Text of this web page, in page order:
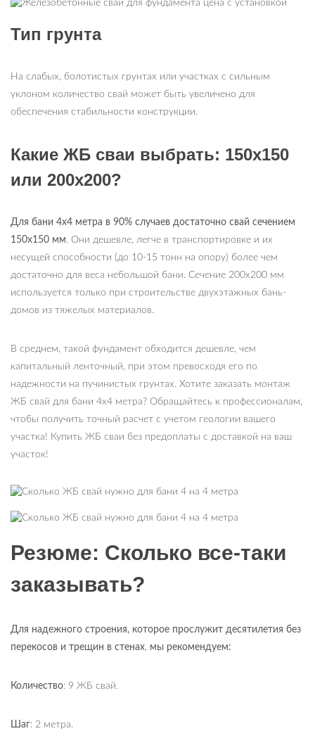
Тип грунта
На слабых, болотистых грунтах или участках с сильным
уклоном количество свай может быть увеличено для
обеспечения стабильности конструкции.
Какие ЖБ сваи выбрать: 150х150
или 200х200?
Для бани 4х4 метра в 90% случаев достаточно свай сечением
150х150 мм. Они дешевле, легче в транспортировке и их
несущей способности (до 10-15 тонн на опору) более чем
достаточно для веса небольшой бани. Сечение 200х200 мм
используется только при строительстве двухэтажных бань-
домов из тяжелых материалов.
В среднем, такой фундамент обходится дешевле, чем
капитальный ленточный, при этом превосходя его по
надежности на пучинистых грунтах. Хотите заказать монтаж
ЖБ свай для бани 4х4 метра? Обращайтесь к профессионалам,
чтобы получить точный расчет с учетом геологии вашего
участка! Купить ЖБ сваи без предоплаты с доставкой на ваш
участок!
Резюме: Сколько все-таки
заказывать?
Для надежного строения, которое прослужит десятилетия без
перекосов и трещин в стенах, мы рекомендуем:
Количество: 9 ЖБ свай.
Шаг: 2 метра.